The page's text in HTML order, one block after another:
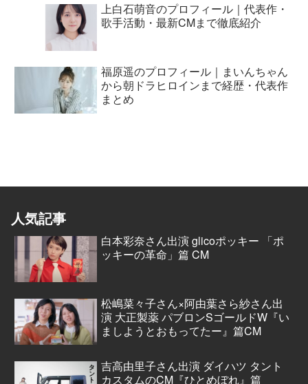
上白石萌音のプロフィール｜代表作・
歌手活動・最新CMまで徹底紹介
福原遥のプロフィール｜まいんちゃん
から朝ドラヒロインまで経歴・代表作
まとめ
人気記事
白本彩奈さん出演 glicoポッキー 「ポ
ッキーの革命」篇 CM
松嶋菜々子さん×阿由葉さら紗さん出
演 大正製薬 パブロンSゴールドW『い
ましようとおもってたー』篇CM
吉高由里子さん出演 ダイハツ タント
カスタムのCM『ひとめぼれ』篇